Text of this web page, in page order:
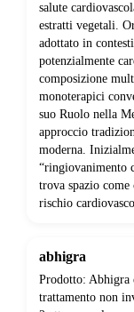
salute
estratti vegetali.
adottato in
potenzialmente
composizione
monoterapici
suo Ruolo nella
approccio
moderna.
“ringiovanimento
trova spazio
rischio
abhigra
Prodotto: Abhigra
trattamento non